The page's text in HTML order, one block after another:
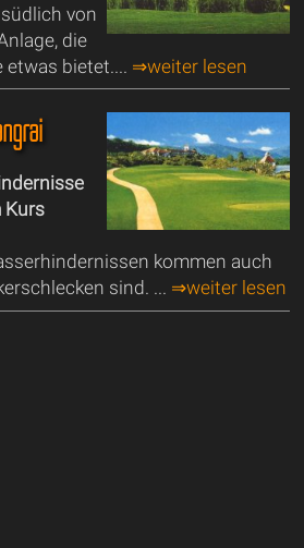
von
die
etwas bietet.... ⇒weiter lesen
Kurs
kommen auch
sind. ... ⇒weiter lesen